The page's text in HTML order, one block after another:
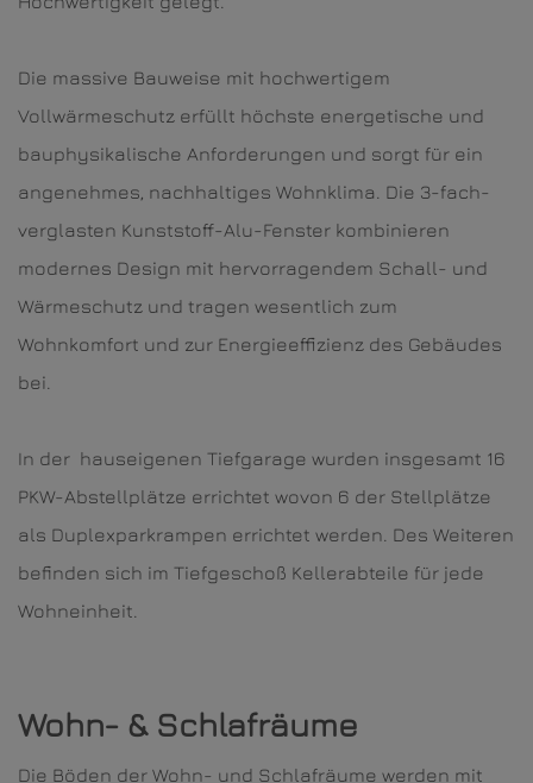
Die massive Bauweise mit hochwertigem
Vollwärmeschutz erfüllt höchste energetische und
bauphysikalische Anforderungen und sorgt für ein
angenehmes, nachhaltiges Wohnklima. Die 3-fach-
verglasten Kunststoff-Alu-Fenster kombinieren
modernes Design mit hervorragendem Schall- und
Wärmeschutz und tragen wesentlich zum
Wohnkomfort und zur Energieeffizienz des Gebäudes
bei.
In der hauseigenen Tiefgarage wurden insgesamt 16
PKW-Abstellplätze errichtet wovon 6 der Stellplätze
als Duplexparkrampen errichtet werden. Des Weiteren
befinden sich im Tiefgeschoß Kellerabteile für jede
Wohneinheit.
Wohn- & Schlafräume
Die Böden der Wohn- und Schlafräume werden mit